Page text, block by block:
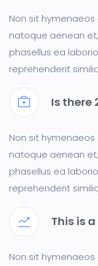
Non sit
natoque aenean
phasellus ea
reprehenderit
Is there
Non sit
natoque aenean
phasellus ea
reprehenderit
This is
Non sit